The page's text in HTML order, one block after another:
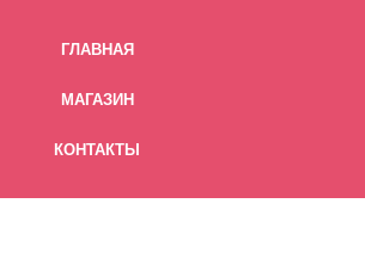
ГЛАВНАЯ
МАГАЗИН
КОНТАКТЫ